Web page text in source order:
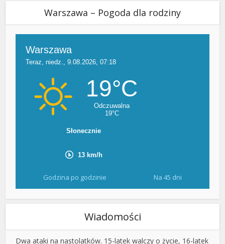
Warszawa – Pogoda dla rodziny
Godzina po godzinie Na 45 dni
Wiadomości
Dwa ataki na nastolatków. 15-latek walczy o życie, 16-latek